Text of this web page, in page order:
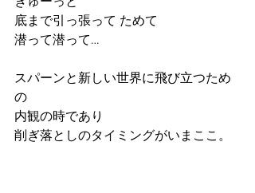
底まで引っ張って ためて
潜って潜って…
スパーンと新しい世界に飛び立つため
の
内観の時であり
削ぎ落としのタイミングがいまここ。